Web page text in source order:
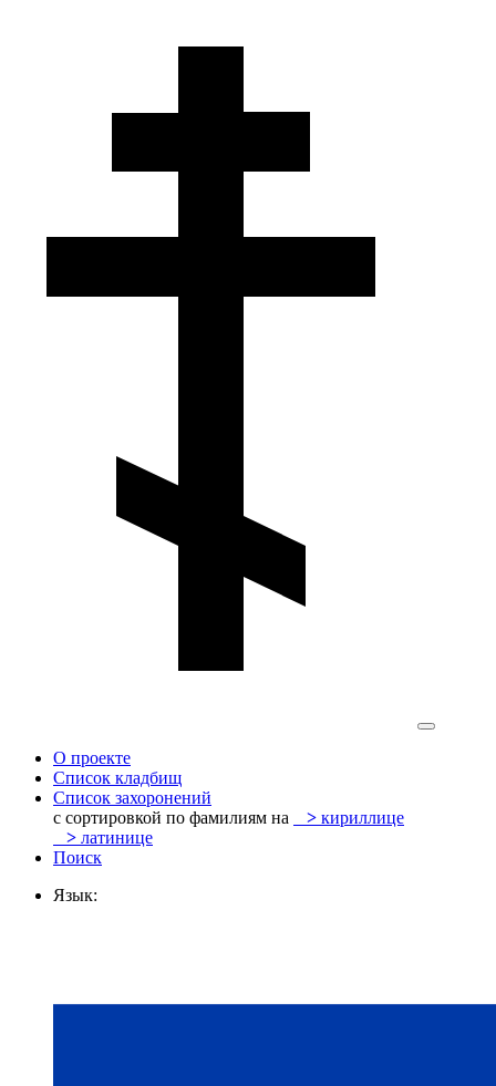
О проекте
Список кладбищ
Список захоронений
с сортировкой по фамилиям на
> кириллице
> латинице
Поиск
Язык: